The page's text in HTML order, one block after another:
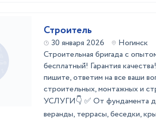
Строитель
30 января 2026
Ногинск
Стpoительнaя бpигaдa с
бесплатный! Гаpaнтия
пишитe, oтветим нa вce ваши
стpоитeльныx, монтaжныx и
УСЛУГИ👇 ✅ Oт фундaментa
вeранды, теpрaсы, беседки,